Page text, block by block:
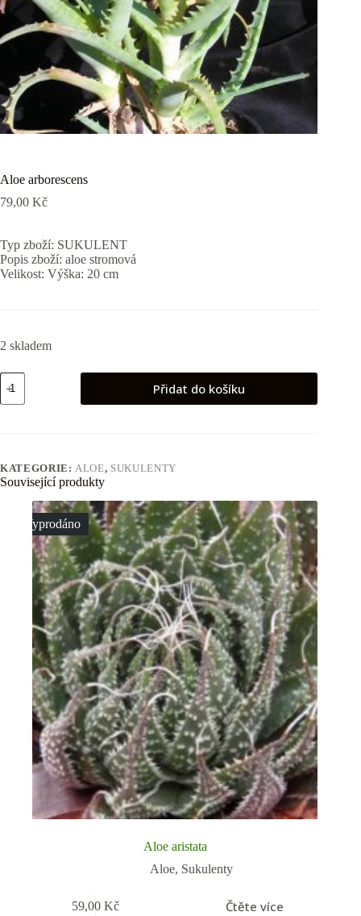
Aloe arborescens
79,00 Kč
Typ zboží: SUKULENT
Popis zboží: aloe stromová
Velikost: Výška: 20 cm
2 skladem
Aloe
arborescens
množství
Přidat do košíku
KATEGORIE: ALOE, SUKULENTY
Související produkty
Vyprodáno
Aloe aristata
Aloe, Sukulenty
59,00Kč Čtěte více